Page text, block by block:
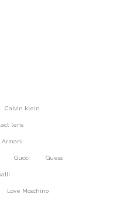
Calvin klein
lens
Armani
Gucci Guess
Love Moschino